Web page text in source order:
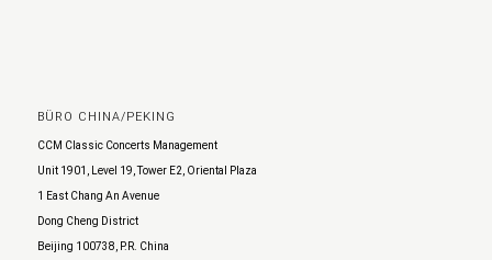
BÜRO CHINA/PEKING
CCM Classic Concerts Management
Unit 1901, Level 19, Tower E2, Oriental Plaza
1 East Chang An Avenue
Dong Cheng District
Beijing 100738, P.R. China